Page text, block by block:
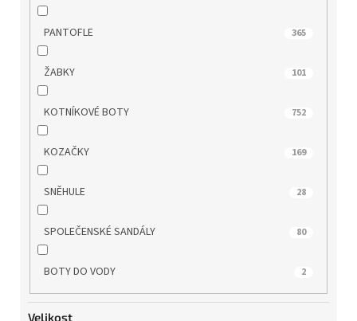
WONDERS
ZAXY
PANTOFLE 365
ŽABKY 101
KOTNÍKOVÉ BOTY 752
KOZAČKY 169
SNĚHULE 28
SPOLEČENSKÉ SANDÁLY 80
BOTY DO VODY 2
Velikost